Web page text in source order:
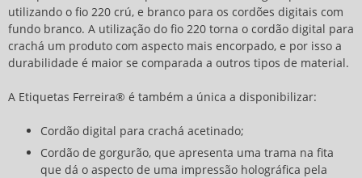
utilizando o fio 220 crú, e branco para os cordões digitais com
fundo branco. A utilização do fio 220 torna o cordão digital para
crachá um produto com aspecto mais encorpado, e por isso a
durabilidade é maior se comparada a outros tipos de material.
A Etiquetas Ferreira® é também a única a disponibilizar:
Cordão digital para crachá acetinado;
Cordão de gorgurão, que apresenta uma trama na fita
que dá o aspecto de uma impressão holográfica pela